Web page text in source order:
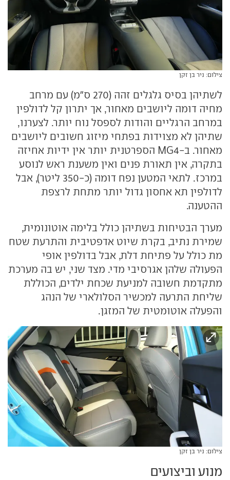
צילום: ניר בן זקן
לשתיהן בסיס גלגלים זהה (270 ס"מ) עם מרחב
מחיה דומה ליושבים מאחור, אך יתרון קל לדולפין
במרחב הרגליים והודות לספסל נוח יותר. לצערנו,
שתיהן לא מצוידות בפתחי מיזוג חשובים ליושבים
מאחור. ב-MG4 הספרטנית יותר אין ידיות אחיזה
בתקרה, אין תאורת פנים ואין משענת ראש לנוסע
במרכז. לתאי המטען נפח דומה (כ-350 ליטר), אבל
לדולפין תא אחסון גדול יותר מתחת לרצפת
ההטענה.
מערך הבטיחות בשתיהן כולל בלימה אוטונומית,
שמירת נתיב, בקרת שיוט אדפטיבית והתרעת שטח
מת כולל על פתיחת דלת, אבל בדולפין אופי
הפעולה שלהן אגרסיבי מדי. מצד שני, יש בה מערכת
מתקדמת חשובה למניעת שכחת ילדים, הכוללת
שליחת התרעה למכשיר הסלולארי של הנהג
והפעלה אוטומטית של המזגן.
צילום: ניר בן זקן
מנוע וביצועים